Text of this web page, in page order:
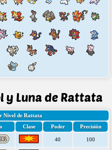
y Luna de Rattata
Nivel de Rattata
Clase Poder Precisión
40 100